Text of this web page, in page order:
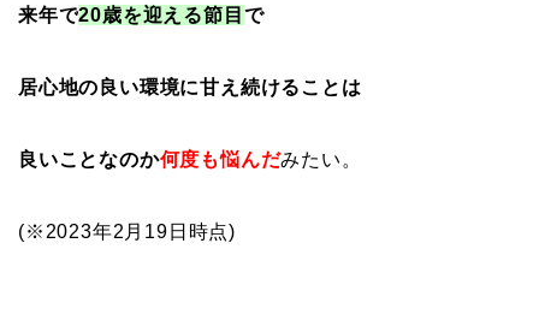
来年で20歳を迎える節目 で
居心地の良い環境に甘え続けることは
良いことなのか何度も悩んだみたい。
(※2023年2月19日時点)